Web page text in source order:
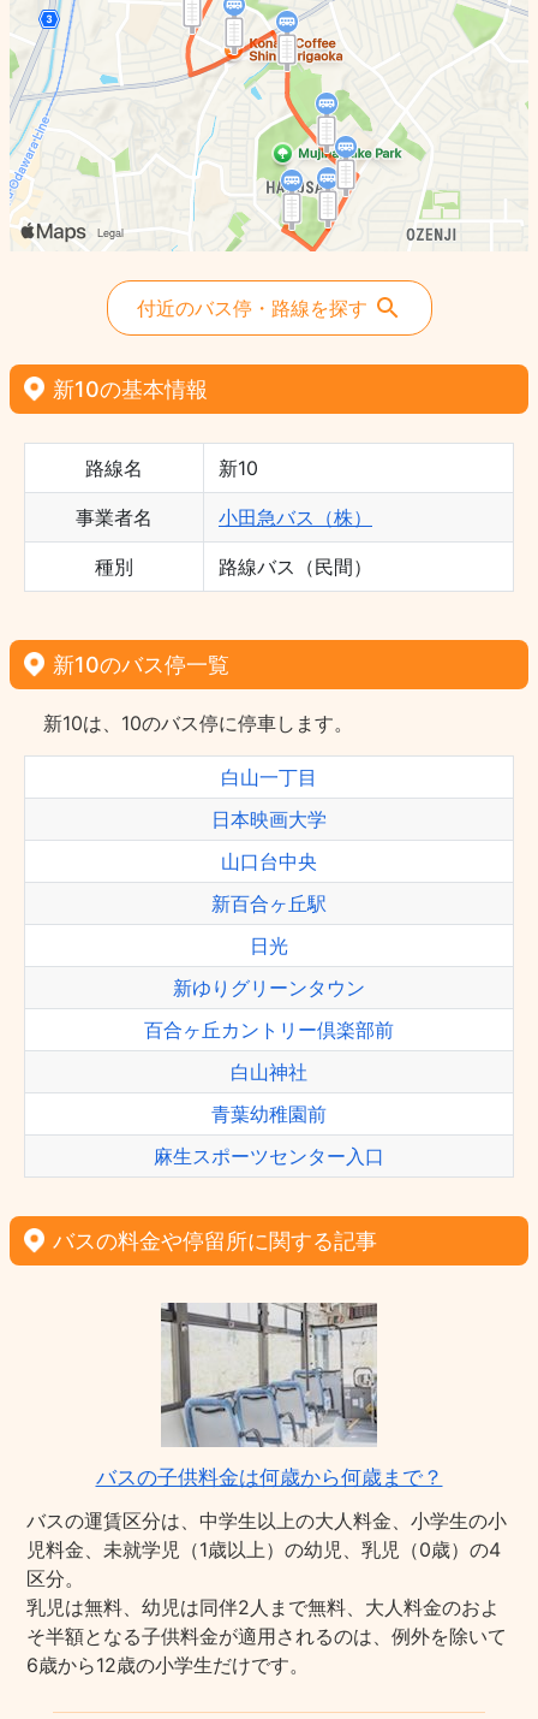
付近のバス停・路線を探す
新10の基本情報
路線名 新10
事業者名 小田急バス（株）
種別 路線バス（民間）
新10のバス停一覧
新10は、10のバス停に停車します。
白山一丁目
日本映画大学
山口台中央
新百合ヶ丘駅
日光
新ゆりグリーンタウン
百合ヶ丘カントリー倶楽部前
白山神社
青葉幼稚園前
麻生スポーツセンター入口
バスの料金や停留所に関する記事
バスの子供料金は何歳から何歳まで？
バスの運賃区分は、中学生以上の大人料金、小学生の小
児料金、未就学児（1歳以上）の幼児、乳児（0歳）の4
区分。
乳児は無料、幼児は同伴2人まで無料、大人料金のおよ
そ半額となる子供料金が適用されるのは、例外を除いて
6歳から12歳の小学生だけです。